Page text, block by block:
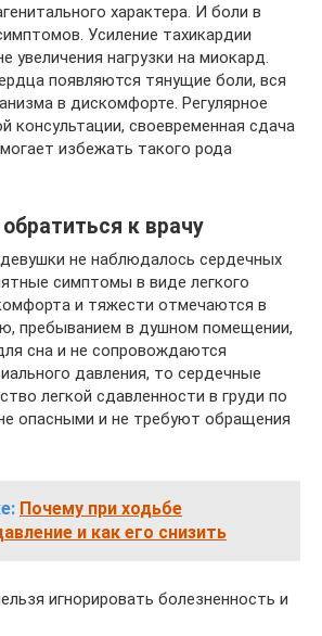
характера. И боли в
Усиление тахикардии
увеличения нагрузки на миокард.
появляются тянущие боли, вся
в дискомфорте. Регулярное
консультации, своевременная сдача
избежать такого рода
к врачу
не наблюдалось сердечных
симптомы в виде легкого
и тяжести отмечаются в
пребыванием в душном помещении,
сна и не сопровождаются
давления, то сердечные
легкой сдавленности в груди по
опасными и не требуют обращения
Почему при ходьбе
и как его снизить
игнорировать болезненность и